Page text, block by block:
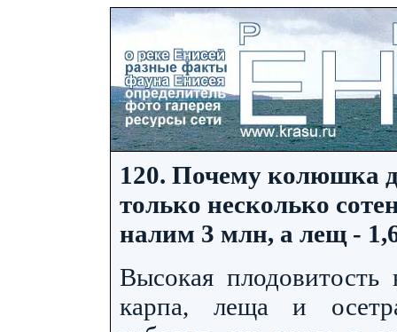
120. Почему колюшка
только несколько
налим 3 млн, а лещ -
Высокая
карпа, леща и